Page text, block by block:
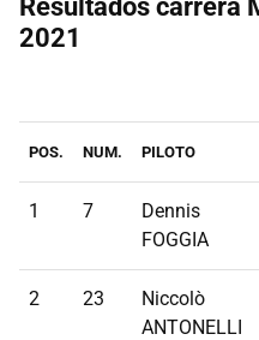
Resultados carrera
2021
POS. NUM. PILOTO
1 7
Dennis
FOGGIA
2 23
Niccolò
ANTONELLI